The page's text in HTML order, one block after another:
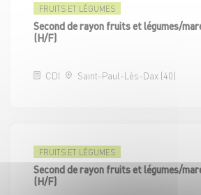
FRUITS ET LÉGUMES
Second de rayon fruits et légumes/
(H/F)
CDI Saint-Paul-Lès-Dax (40)
FRUITS ET LÉGUMES
Second de rayon fruits et légumes/
(H/F)